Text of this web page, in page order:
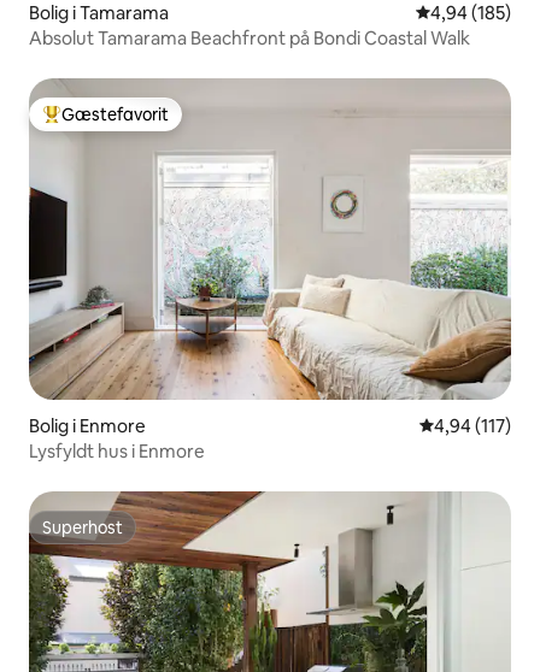
Bolig i Tamarama 4,94 ud af 5 i
4,94 (185)
Absolut Tamarama Beachfront på Bondi Coastal Walk
Bedste gæstefavorit
Gæstefavorit
Bolig i Enmore 4,94 ud af 5 i
4,94 (117)
Lysfyldt hus i Enmore
Superhost
Superhost